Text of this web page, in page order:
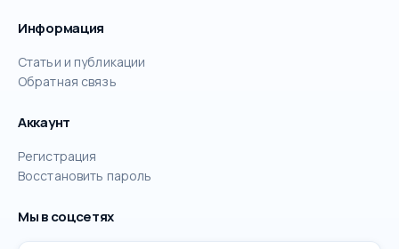
Информация
Статьи и публикации
Обратная связь
Аккаунт
Регистрация
Восстановить пароль
Мы в соцсетях